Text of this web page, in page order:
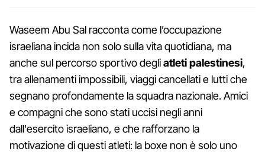
Waseem Abu Sal racconta come l’occupazione
israeliana incida non solo sulla vita quotidiana, ma
anche sul percorso sportivo degliatleti palestinesi,
tra allenamenti impossibili, viaggi cancellati e lutti che
segnano profondamente la squadra nazionale. Amici
e compagni che sono stati uccisi negli anni
dall'esercito israeliano, e che rafforzano la
motivazione di questi atleti: la boxe non è solo uno